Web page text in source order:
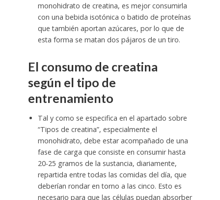
monohidrato de creatina, es mejor consumirla
con una bebida isotónica o batido de proteínas
que también aportan azúcares, por lo que de
esta forma se matan dos pájaros de un tiro.
El consumo de creatina
según el tipo de
entrenamiento
Tal y como se especifica en el apartado sobre
“Tipos de creatina”, especialmente el
monohidrato, debe estar acompañado de una
fase de carga que consiste en consumir hasta
20-25 gramos de la sustancia, diariamente,
repartida entre todas las comidas del día, que
deberían rondar en torno a las cinco. Esto es
necesario para que las células puedan absorber